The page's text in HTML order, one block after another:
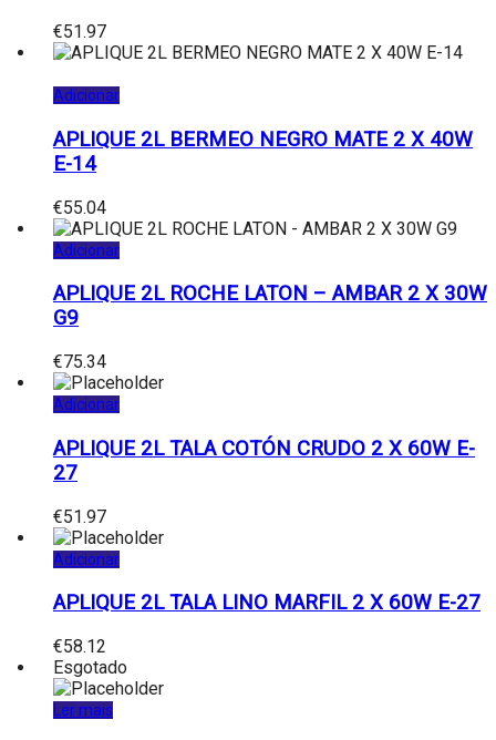
€51.97
Adicionar
APLIQUE 2L BERMEO NEGRO MATE 2 X 40W
E-14
€55.04
Adicionar
APLIQUE 2L ROCHE LATON – AMBAR 2 X 30W
G9
€75.34
Adicionar
APLIQUE 2L TALA COTÓN CRUDO 2 X 60W E-
27
€51.97
Adicionar
APLIQUE 2L TALA LINO MARFIL 2 X 60W E-27
€58.12
Esgotado
Ler mais